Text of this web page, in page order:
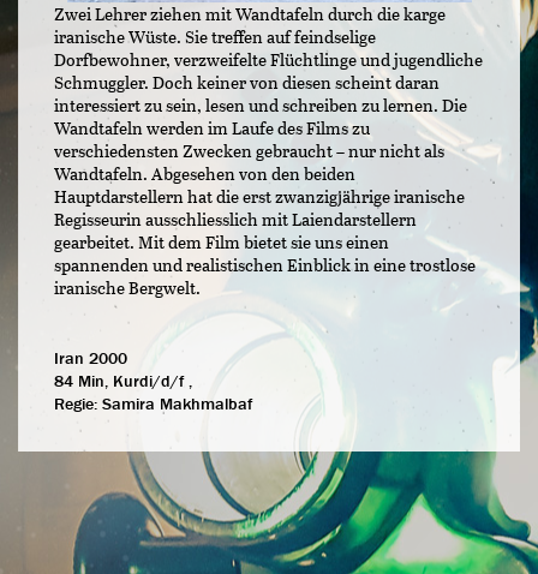
Zwei Lehrer ziehen mit Wandtafeln durch die karge
iranische Wüste. Sie treffen auf feindselige
Dorfbewohner, verzweifelte Flüchtlinge und jugendliche
Schmuggler. Doch keiner von diesen scheint daran
interessiert zu sein, lesen und schreiben zu lernen. Die
Wandtafeln werden im Laufe des Films zu
verschiedensten Zwecken gebraucht – nur nicht als
Wandtafeln. Abgesehen von den beiden
Hauptdarstellern hat die erst zwanzigjährige iranische
Regisseurin ausschliesslich mit Laiendarstellern
gearbeitet. Mit dem Film bietet sie uns einen
spannenden und realistischen Einblick in eine trostlose
iranische Bergwelt.
Iran 2000
84 Min, Kurdi/d/f ,
Regie: Samira Makhmalbaf